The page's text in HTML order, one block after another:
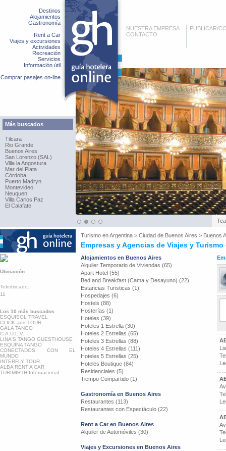
Destinos
Alojamientos
Gastronomía
Rent a Car
Viajes y excursiones
Actividades
Recreación
Servicios
Información útil
Comprar pasajes on-line
Más buscados
Tilcara
Rio Grande
Buenos Aires
San Lorenzo (SAL)
Villa la Angostura
Mar del Plata
Córdoba
Puerto Madryn
Montevideo
Neuquen
Villa Carlos Paz
El Calafate
NUESTRA EMPRESA
CONTACTO
PUBLICAR/
Turismo enArgentina > Ciudad de Buenos Aires > Buenos
Empresas y Agencias de Viajes y
Ubicación
Telediscado:
11
Los 10 más buscados
ESQUISOL TRAVEL
CLICK and TOUR
GALA TANGO
C.A.U.L.V.
LINA'S TANGO GUESTHOUSE
ESQUINA TANGO
CONECTADOS CON EL
MUNDO
INTERFLY TOUR
ALBA RENT A CAR
TURIMIRTH Internacional
Alojamientos en Buenos Aires
Alquiler Temporario de Viviendas (65)
Apart Hotel (55)
Bed and Breakfast (Cama y Desayuno) (22)
Estancias Turisticas (1)
Hospedajes (6)
Hostels (88)
Hosterías (1)
Hoteles (39)
Hoteles 1 Estrella (30)
Hoteles 2 Estrellas (65)
Hoteles 3 Estrellas (88)
Hoteles 4 Estrellas (111)
Hoteles 5 Estrellas (25)
Hoteles Boutique (84)
Residenciales (5)
Tiempo Compartido (1)
Gastronomía en Buenos Aires
Restaurantes (113)
Restaurantes con Espectáculo (22)
Rent a Car en Buenos Aires
Alquiler de Automóviles (30)
Viajes y Excursiones en Buenos Aires